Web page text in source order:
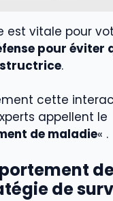
est vitale pour
pour éviter
.
cette
appellent le
de maladie« .
de